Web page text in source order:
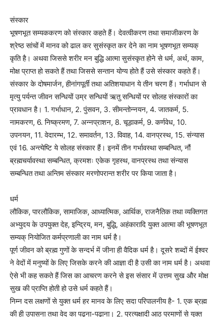
संस्कार
भूषणभूत सम्यककरण को संस्कार कहते हैं। देवत्वीकरण तथा समाजीकरण के
श्रेष्ठ सांचों में मानव को ढाल कर सुसंस्कृत कर देने का नाम भूषणभूत सम्यक्
कृति है। अथवा जिससे शरीर मन बुद्धि आत्मा सुसंस्कृत होने से धर्म, अर्थ, काम,
मोक्ष प्राप्त हो सकते हैं तथा जिससे सन्तान योग्य होते हैं उसे संस्कार कहते हैं।
संस्कार के दोषमार्जन, हीनांगपूर्ती तथा अतिशयाधान ये तीन चरण हैं। गर्भाधान से
मृत्यु पर्यन्त जीवन सन्धियों उम्र सन्धियों ऋतु सन्धियों पर सोलह संस्कारों का
प्रावधान है। 1. गर्भाधान, 2. पुंसवन, 3. सीमन्तोन्नयन, 4. जातकर्म, 5.
नामकरण, 6. निष्क्रमण, 7. अन्नप्राशन, 8. चूड़ाकर्म, 9. कर्णवेध, 10.
उपनयन, 11. वेदारम्भ, 12. समावर्तन, 13. विवाह, 14. वानप्रस्थ, 15. संन्यास
एवं 16. अन्त्येष्टि ये सोलह संस्कार हैं। इनमें तीन गर्भावस्था सम्बन्धित, नौं
ब्रह्मचर्यावस्था सम्बन्धित, क्रमशः एकेक गृहस्थ, वानप्रस्थ तथा संन्यास
सम्बन्धित तथा अन्तिम संस्कार मरणोपरान्त शरीर पर किया जाता है।
धर्म
लौकिक, पारलौकिक, सामाजिक, आध्यात्मिक, आर्थिक, राजनैतिक तथा व्यक्तिगत
अभ्युदय के उपयुक्त देह, इन्द्रिय, मन, बुद्धि, अहंकारादि युक्त आत्मा की भूषणभूत
सम्यक् नियोजित कर्मप्रणाली का नाम धर्म है।
पूर्ण जीवन को ब्रह्म गुणों के सन्दर्भ में जीना ही वैदिक धर्म है। दूसरे शब्दों में ईश्वर
ने वेदों में मनुष्यों के लिए जिसके करने की आज्ञा दी है उसी का नाम धर्म है। अथवा
ऐसे भी कह सकते हैं जिस का आचरण करने से इस संसार में उत्तम सुख और मोक्ष
सुख की प्राप्ति होती हो उसे धर्म कहते हैं।
निम्न दस लक्षणों से युक्त धर्म हर मानव के लिए सदा परिपालनीय है- 1. एक ब्रह्म
की ही उपासना तथा वेद का पढ़ना-पढ़ाना। 2. प्रत्यक्षादी आठ प्रमाणों से युक्त